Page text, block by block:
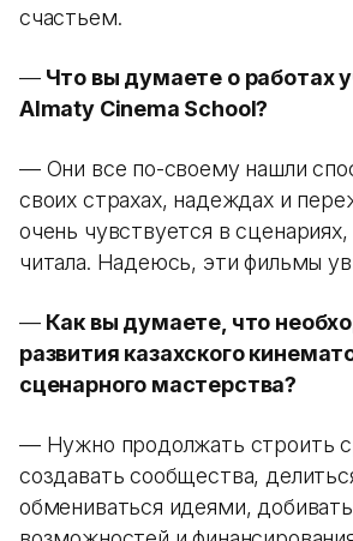
счастьем.
—Что вы думаете о работах
Almaty Cinema School?
— Они все по-своему нашли
своих страхах, надеждах и
очень чувствуется в
читала. Надеюсь, эти фильмы
—Как вы думаете, что
развития казахского
сценарного мастерства?
— Нужно продолжать строить
создавать сообщества,
обмениваться идеями,